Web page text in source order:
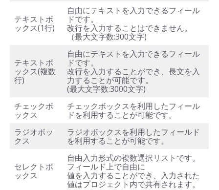
テキストボ
ックス(1行)
自由にテキストを入力できるフィール
ドです。
改行を入力することはできません。
（最大文字数:300文字)
テキストボ
ックス(複数
行)
自由にテキストを入力できるフィール
ドです。
改行を入力することができ、長文を入
力することが可能です。
(最大文字数:3000文字)
チェックボ
ックス
チェックボックスを利用したフィール
ドを利用することが可能です。
ラジオボッ
クス
ラジオボックスを利用したフィールド
を利用することが可能です。
セレクトボ
ックス
自由入力形式の複数選択リストです。
フィールド上で自由に
値を入力することができ、入力された
値はプロジェクト内で共有されます。